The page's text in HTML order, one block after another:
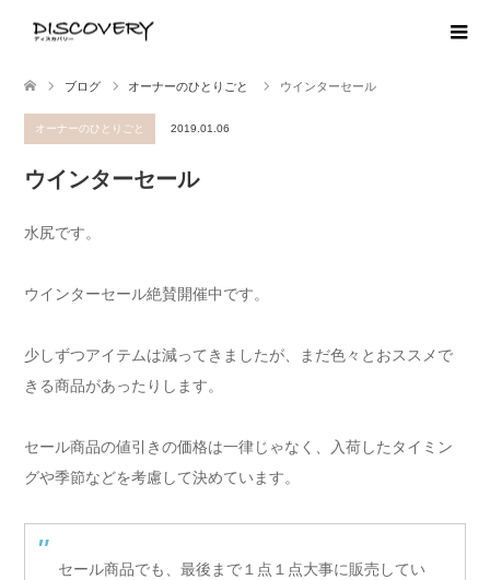
ブログ オーナーのひとりごと ウインターセール
オーナーのひとりごと 2019.01.06
ウインターセール
水尻です。
ウインターセール絶賛開催中です。
少しずつアイテムは減ってきましたが、まだ色々とおススメで
きる商品があったりします。
セール商品の値引きの価格は一律じゃなく、入荷したタイミン
グや季節などを考慮して決めています。
セール商品でも、最後まで１点１点大事に販売してい